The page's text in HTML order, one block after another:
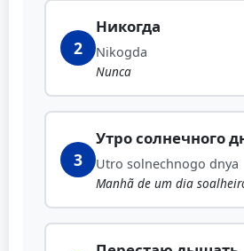
2
Никогда
Nikogda
Nunca
3
Утро солнечного
Utro solnechnogo dnya
Manhã de um dia